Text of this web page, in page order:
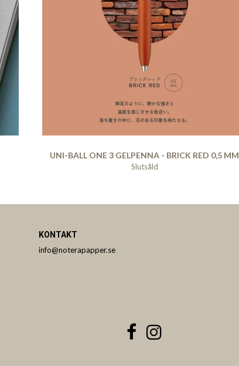
UNI-BALL ONE 3 GELPENNA - BRICK RED 0,5 MM
Slutsåld
KONTAKT
info@noterapapper.se